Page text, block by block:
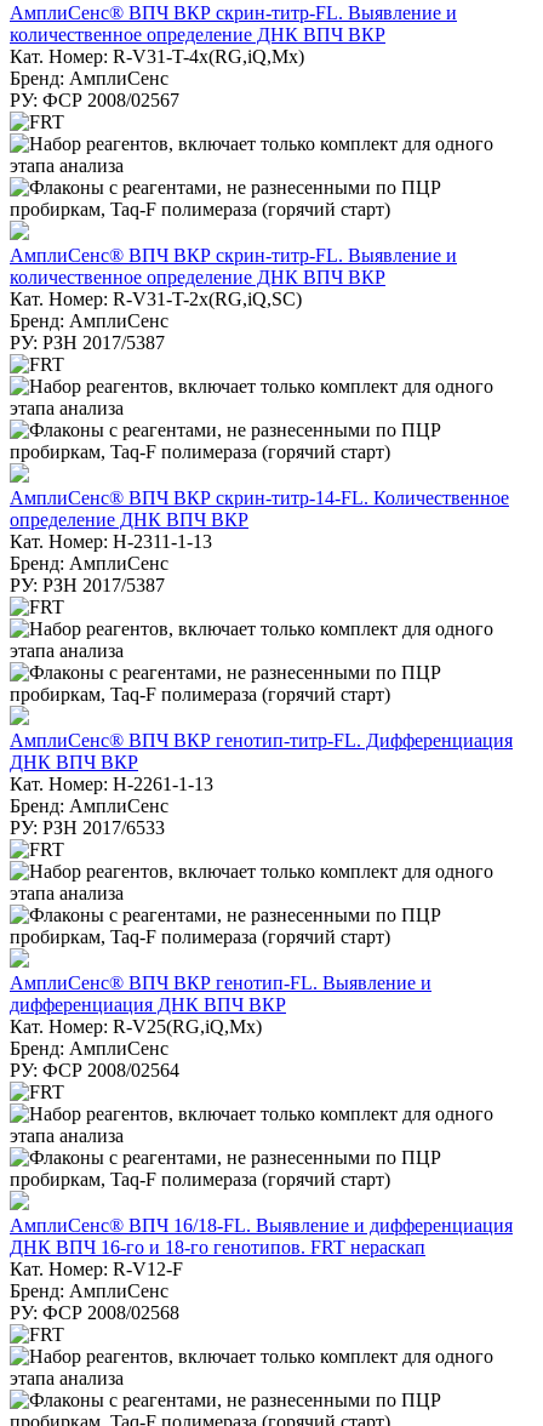
АмплиСенс® ВПЧ ВКР скрин-титр-FL. Выявление и
количественное определение ДНК ВПЧ ВКР
Кат. Номер: R-V31-T-4x(RG,iQ,Mx)
Бренд: АмплиСенс
РУ: ФСР 2008/02567
АмплиСенс® ВПЧ ВКР скрин-титр-FL. Выявление и
количественное определение ДНК ВПЧ ВКР
Кат. Номер: R-V31-T-2x(RG,iQ,SC)
Бренд: АмплиСенс
РУ: РЗН 2017/5387
АмплиСенс® ВПЧ ВКР скрин-титр-14-FL. Количественное
определение ДНК ВПЧ ВКР
Кат. Номер: H-2311-1-13
Бренд: АмплиСенс
РУ: РЗН 2017/5387
АмплиСенс® ВПЧ ВКР генотип-титр-FL. Дифференциация
ДНК ВПЧ ВКР
Кат. Номер: H-2261-1-13
Бренд: АмплиСенс
РУ: РЗН 2017/6533
АмплиСенс® ВПЧ ВКР генотип-FL. Выявление и
дифференциация ДНК ВПЧ ВКР
Кат. Номер: R-V25(RG,iQ,Mx)
Бренд: АмплиСенс
РУ: ФСР 2008/02564
АмплиСенс® ВПЧ 16/18-FL. Выявление и дифференциация
ДНК ВПЧ 16-го и 18-го генотипов. FRT нераскап
Кат. Номер: R-V12-F
Бренд: АмплиСенс
РУ: ФСР 2008/02568